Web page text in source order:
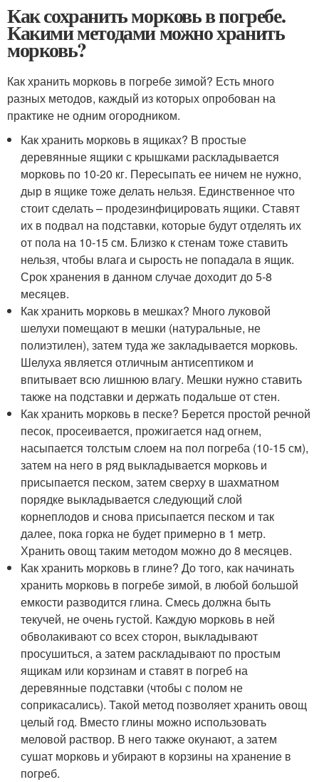
Как сохранить морковь в погребе.
Какими методами можно хранить
морковь?
Как хранить морковь в погребе зимой? Есть много
разных методов, каждый из которых опробован на
практике не одним огородником.
Как хранить морковь в ящиках? В простые
деревянные ящики с крышками раскладывается
морковь по 10-20 кг. Пересыпать ее ничем не нужно,
дыр в ящике тоже делать нельзя. Единственное что
стоит сделать – продезинфицировать ящики. Ставят
их в подвал на подставки, которые будут отделять их
от пола на 10-15 см. Близко к стенам тоже ставить
нельзя, чтобы влага и сырость не попадала в ящик.
Срок хранения в данном случае доходит до 5-8
месяцев.
Как хранить морковь в мешках? Много луковой
шелухи помещают в мешки (натуральные, не
полиэтилен), затем туда же закладывается морковь.
Шелуха является отличным антисептиком и
впитывает всю лишнюю влагу. Мешки нужно ставить
также на подставки и держать подальше от стен.
Как хранить морковь в песке? Берется простой речной
песок, просеивается, прожигается над огнем,
насыпается толстым слоем на пол погреба (10-15 см),
затем на него в ряд выкладывается морковь и
присыпается песком, затем сверху в шахматном
порядке выкладывается следующий слой
корнеплодов и снова присыпается песком и так
далее, пока горка не будет примерно в 1 метр.
Хранить овощ таким методом можно до 8 месяцев.
Как хранить морковь в глине? До того, как начинать
хранить морковь в погребе зимой, в любой большой
емкости разводится глина. Смесь должна быть
текучей, не очень густой. Каждую морковь в ней
обволакивают со всех сторон, выкладывают
просушиться, а затем раскладывают по простым
ящикам или корзинам и ставят в погреб на
деревянные подставки (чтобы с полом не
соприкасались). Такой метод позволяет хранить овощ
целый год. Вместо глины можно использовать
меловой раствор. В него также окунают, а затем
сушат морковь и убирают в корзины на хранение в
погреб.